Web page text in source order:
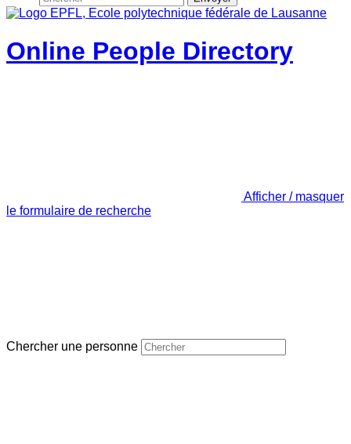
Online People Directory
Afficher / masquer
le formulaire de recherche
Chercher une personne